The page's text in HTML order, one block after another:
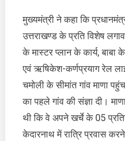
मुख्यमंत्री ने कहा कि
उत्तराखण्ड के प्रति विशेष
के मास्टर प्लान के कार्य, बाबा
एवं ऋषिकेश-कर्णप्रयाग रेल
चमोली के सीमांत गांव माणा
का पहले गांव की संज्ञा दी।
थी कि वे अपने खर्चे के 05
केदारनाथ में रात्रि प्रवास